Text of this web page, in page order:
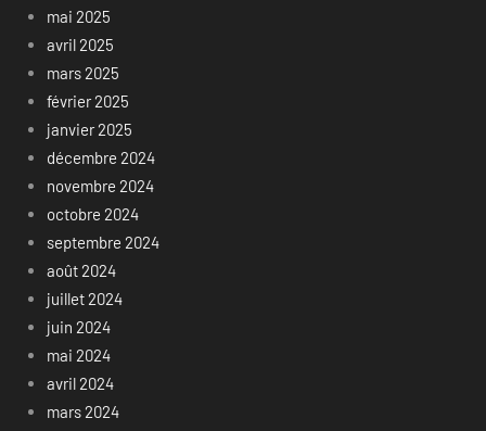
mai 2025
avril 2025
mars 2025
février 2025
janvier 2025
décembre 2024
novembre 2024
octobre 2024
septembre 2024
août 2024
juillet 2024
juin 2024
mai 2024
avril 2024
mars 2024